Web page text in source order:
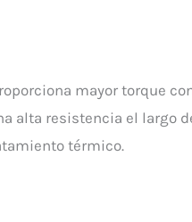
mayor torque
alta resistencia el
térmico.